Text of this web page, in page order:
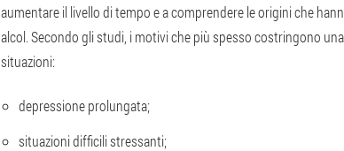
aumentare il livello di tempo e a comprendere le origini che
alcol. Secondo gli studi, i motivi che più spesso costringono
situazioni:
depressione prolungata;
situazioni difficili stressanti;